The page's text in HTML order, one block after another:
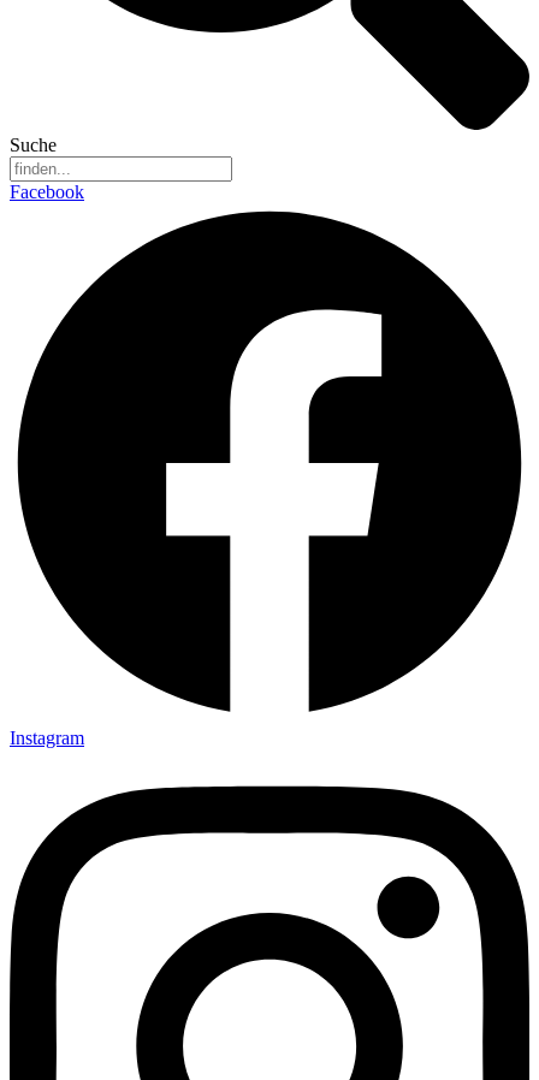
Suche
Facebook
Instagram